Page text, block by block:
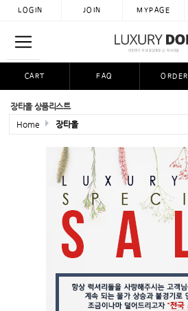
LOGIN JOIN MYPAGE
CART FAQ ORDER
공동구매
장타올 상품리스트
Home
장타올